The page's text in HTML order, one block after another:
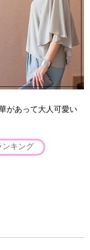
があって大人可愛い
ンキング